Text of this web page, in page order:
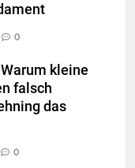
0
kleine
falsch
das
0